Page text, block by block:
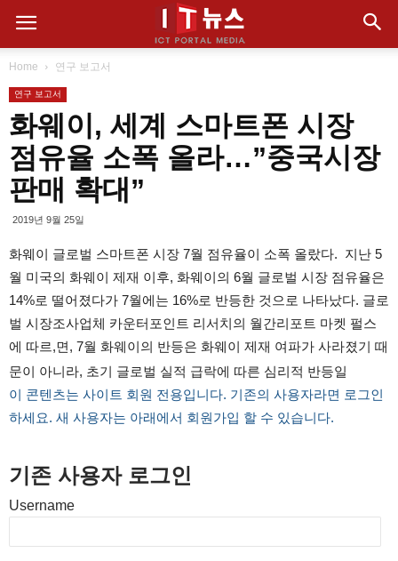
Home 연구 보고서
연구 보고서
화웨이, 세계 스마트폰 시장
점유율 소폭 올라…”중국시장
판매 확대”
2019년 9월 25일
화웨이 글로벌 스마트폰 시장 7월 점유율이 소폭 올랐다. 지난 5
월 미국의 화웨이 제재 이후, 화웨이의 6월 글로벌 시장 점유율은
14%로 떨어졌다가 7월에는 16%로 반등한 것으로 나타났다. 글로
벌 시장조사업체 카운터포인트 리서치의 월간리포트 마켓 펄스
에 따르,면, 7월 화웨이의 반등은 화웨이 제재 여파가 사라졌기 때
문이 아니라, 초기 글로벌 실적 급락에 따른 심리적 반등일
이 콘텐츠는 사이트 회원 전용입니다. 기존의 사용자라면 로그인
하세요. 새 사용자는 아래에서 회원가입 할 수 있습니다.
기존 사용자 로그인
Username